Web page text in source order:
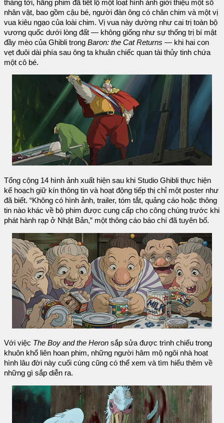
tháng tới, hãng phim đã tiết lộ một loạt hình ảnh giới thiệu một số
nhân vật, bao gồm cậu bé, người đàn ông có chân chim và một vị
vua kiêu ngạo của loài chim. Vị vua này dường như cai trị toàn bộ
vương quốc dưới lòng đất — không giống như sự thống trị bí mật
đầy mèo của Ghibli trong Baron: the Cat Returns — khi hai con
vẹt đuôi dài phía sau ông ta khuân chiếc quan tài thủy tinh chứa
một cô bé.
Tổng cộng 14 hình ảnh xuất hiện sau khi Studio Ghibli thực hiện
kế hoạch giữ kín thông tin và hoạt động tiếp thị chỉ một poster như
đã biết. “Không có hình ảnh, trailer, tóm tắt, quảng cáo hoặc thông
tin nào khác về bộ phim được cung cấp cho công chúng trước khi
phát hành rạp ở Nhật Bản,” một thông cáo báo chí đã tuyên bố.
Với việc The Boy and the Heron sắp sửa được trình chiếu trong
khuôn khổ liên hoan phim, những người hâm mộ ngôi nhà hoạt
hình lâu đời này cuối cùng cũng có thể xem và tìm hiểu thêm về
những gì sắp diễn ra.